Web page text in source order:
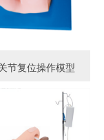
节复位操作模型